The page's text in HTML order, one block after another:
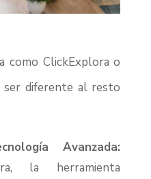
como ClickExplora o
diferente al resto
Avanzada:
la herramienta